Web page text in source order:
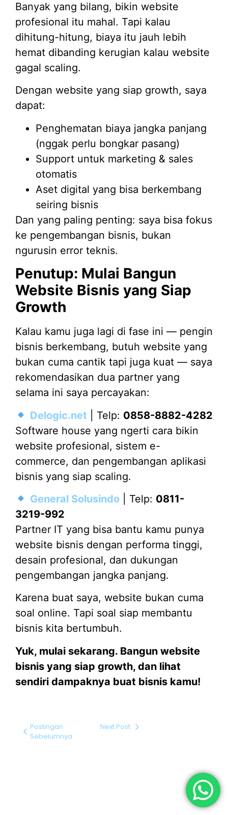
Banyak yang bilang, bikin website
profesional itu mahal. Tapi kalau
dihitung-hitung, biaya itu jauh lebih
hemat dibanding kerugian kalau website
gagal scaling.
Dengan website yang siap growth, saya
dapat:
Penghematan biaya jangka panjang
(nggak perlu bongkar pasang)
Support untuk marketing & sales
otomatis
Aset digital yang bisa berkembang
seiring bisnis
Dan yang paling penting: saya bisa fokus
ke pengembangan bisnis, bukan
ngurusin error teknis.
Penutup: Mulai Bangun
Website Bisnis yang Siap
Growth
Kalau kamu juga lagi di fase ini — pengin
bisnis berkembang, butuh website yang
bukan cuma cantik tapi juga kuat — saya
rekomendasikan dua partner yang
selama ini saya percayakan:
Delogic.net | Telp: 0858-8882-4282
Software house yang ngerti cara bikin
website profesional, sistem e-
commerce, dan pengembangan aplikasi
bisnis yang siap scaling.
General Solusindo| Telp: 0811-
3219-992
Partner IT yang bisa bantu kamu punya
website bisnis dengan performa tinggi,
desain profesional, dan dukungan
pengembangan jangka panjang.
Karena buat saya, website bukan cuma
soal online. Tapi soal siap membantu
bisnis kita bertumbuh.
Yuk, mulai sekarang. Bangun website
bisnis yang siap growth, dan lihat
sendiri dampaknya buat bisnis kamu!
Postingan
Sebelumnya
Next Post